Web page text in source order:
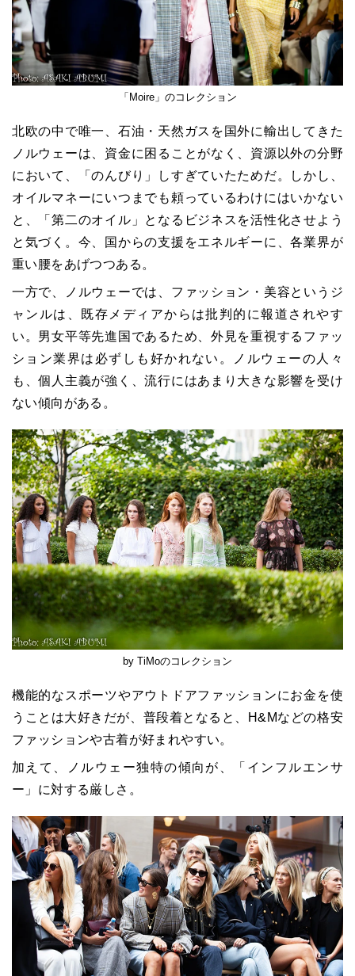
「Moire」のコレクション
北欧の中で唯一、石油・天然ガスを国外に輸出してきた
ノルウェーは、資金に困ることがなく、資源以外の分野
において、「のんびり」しすぎていたためだ。しかし、
オイルマネーにいつまでも頼っているわけにはいかない
と、「第二のオイル」となるビジネスを活性化させよう
と気づく。今、国からの支援をエネルギーに、各業界が
重い腰をあげつつある。
一方で、ノルウェーでは、ファッション・美容というジ
ャンルは、既存メディアからは批判的に報道されやす
い。男女平等先進国であるため、外見を重視するファッ
ション業界は必ずしも好かれない。ノルウェーの人々
も、個人主義が強く、流行にはあまり大きな影響を受け
ない傾向がある。
by TiMoのコレクション
機能的なスポーツやアウトドアファッションにお金を使
うことは大好きだが、普段着となると、H&Mなどの格安
ファッションや古着が好まれやすい。
加えて、ノルウェー独特の傾向が、「インフルエンサ
ー」に対する厳しさ。